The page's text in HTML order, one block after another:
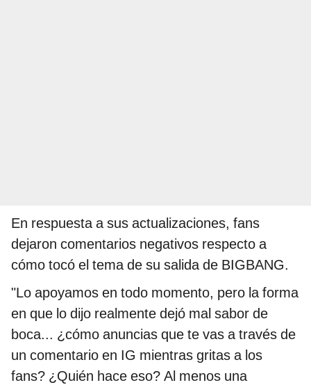
En respuesta a sus actualizaciones, fans
dejaron comentarios negativos respecto a
cómo tocó el tema de su salida de BIGBANG.
"Lo apoyamos en todo momento, pero la forma
en que lo dijo realmente dejó mal sabor de
boca... ¿cómo anuncias que te vas a través de
un comentario en IG mientras gritas a los
fans? ¿Quién hace eso? Al menos una